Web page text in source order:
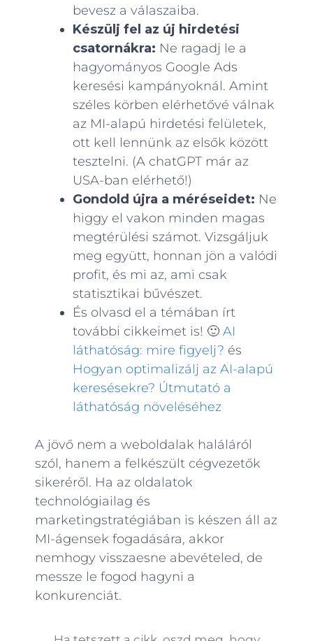
bevesz a válaszaiba.
Készülj fel az új hirdetési
csatornákra: Ne ragadj le a
hagyományos Google Ads
keresési kampányoknál. Amint
széles körben elérhetővé válnak
az MI-alapú hirdetési felületek,
ott kell lennünk az elsők között
tesztelni. (A chatGPT már az
USA-ban elérhető!)
Gondold újra a méréseidet: Ne
higgy el vakon minden magas
megtérülési számot. Vizsgáljuk
meg együtt, honnan jön a valódi
profit, és mi az, ami csak
statisztikai bűvészet.
És olvasd el a témában írt
további cikkeimet is! 🙂 AI
láthatóság: mire figyelj? és
Hogyan optimalizálj az AI-alapú
keresésekre? Útmutató a
láthatóság növeléséhez
A jövő nem a weboldalak haláláról
szól, hanem a felkészült cégvezetők
sikeréről. Ha az oldalatok
technológiailag és
marketingstratégiában is készen áll az
MI-ágensek fogadására, akkor
nemhogy visszaesne abevételed, de
messze le fogod hagyni a
konkurenciát.